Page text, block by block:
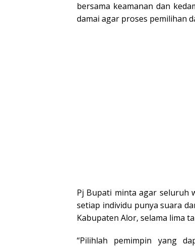
bersama keamanan dan
damai agar proses pemilihan
Pj Bupati minta agar seluruh
setiap individu punya suara
Kabupaten Alor, selama lima
“Pilihlah pemimpin yang